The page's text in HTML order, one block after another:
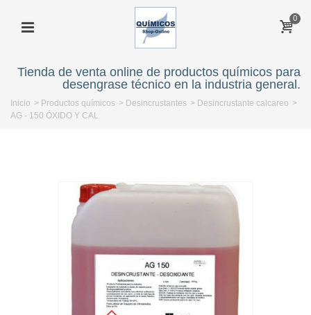
0
Tienda de venta online de productos químicos para
desengrase técnico en la industria general.
Inicio > Productos químicos > Desincrustantes > Desincrustante calcareo >
AG - 150 ÓXIDO Y CAL